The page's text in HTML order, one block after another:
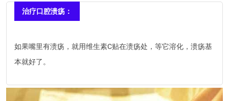
治疗口腔溃疡：
如果嘴里有溃疡，就用维生素C贴在溃疡处，等它溶化，溃疡基
本就好了。